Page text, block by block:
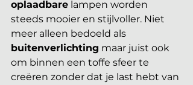
oplaadbare lampen worden
steeds mooier en stijlvoller. Niet
meer alleen bedoeld als
buitenverlichting maar juist ook
om binnen een toffe sfeer te
creëren zonder dat je last hebt van